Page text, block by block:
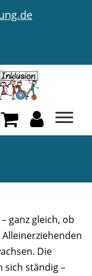
ganz gleich, ob
Die
sich ständig –